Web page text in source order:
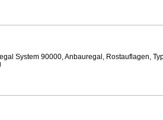
System 90000, Anbauregal, Rostauflagen,